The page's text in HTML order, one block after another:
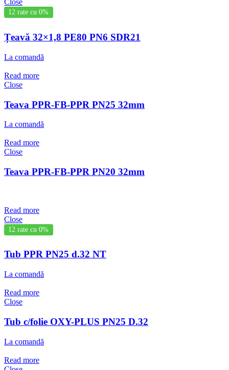
Close
12 rate cu 0%
Țeavă 32×1,8 PE80 PN6 SDR21
La comandă
Read more
Close
Teava PPR-FB-PPR PN25 32mm
La comandă
Read more
Close
Teava PPR-FB-PPR PN20 32mm
Read more
Close
12 rate cu 0%
Tub PPR PN25 d.32 NT
La comandă
Read more
Close
Tub c/folie OXY-PLUS PN25 D.32
La comandă
Read more